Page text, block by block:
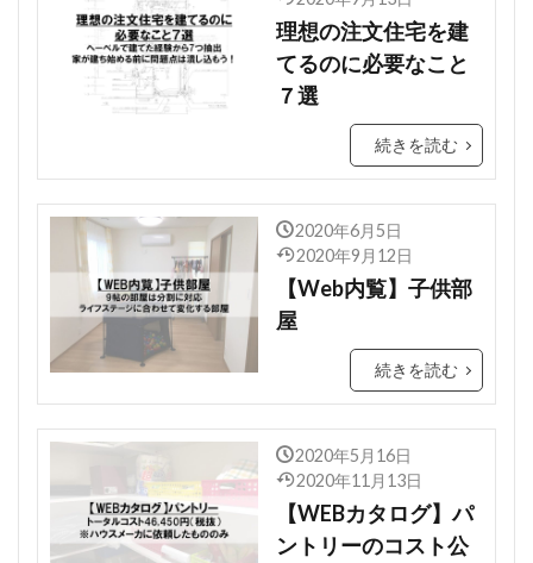
理想の注文住宅を建
てるのに必要なこと
７選
続きを読む
2020年6月5日
2020年9月12日
【Web内覧】子供部
屋
続きを読む
2020年5月16日
2020年11月13日
【WEBカタログ】パ
ントリーのコスト公